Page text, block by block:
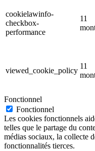
cookielawinfo-
checkbox-
performance
11
viewed_cookie_policy
11
Fonctionnel
Fonctionnel
Les cookies fonctionnels
telles que le partage du
médias sociaux, la collecte
fonctionnalités tierces.